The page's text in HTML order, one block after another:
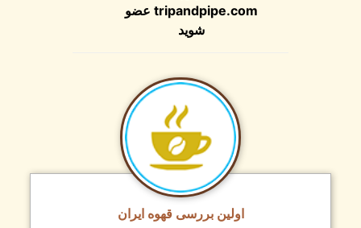
tripandpipe.comعضو
شوید
اولین بررسی قهوه ایران